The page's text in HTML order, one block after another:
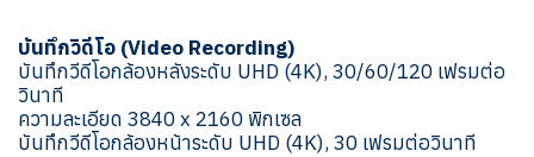
บันทึกวิดีโอ (Video Recording)
บันทึกวีดีโอกล้องหลังระดับ UHD (4K), 30/60/120 เฟรมต่อ
วินาที
ความละเอียด 3840 x 2160 พิกเซล
บันทึกวีดีโอกล้องหน้าระดับ UHD (4K), 30 เฟรมต่อวินาที